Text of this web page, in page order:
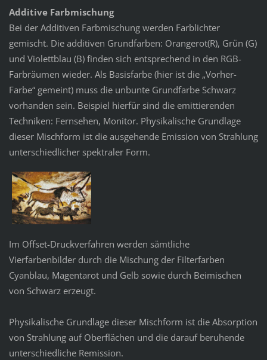
Additive Farbmischung
Bei der Additiven Farbmischung werden Farblichter
gemischt. Die additiven Grundfarben: Orangerot(R), Grün (G)
und Violettblau (B) finden sich entsprechend in den RGB-
Farbräumen wieder. Als Basisfarbe (hier ist die „Vorher-
Farbe“ gemeint) muss die unbunte Grundfarbe Schwarz
vorhanden sein. Beispiel hierfür sind die emittierenden
Techniken: Fernsehen, Monitor. Physikalische Grundlage
dieser Mischform ist die ausgehende Emission von Strahlung
unterschiedlicher spektraler Form.
Im Offset-Druckverfahren werden sämtliche
Vierfarbenbilder durch die Mischung der Filterfarben
Cyanblau, Magentarot und Gelb sowie durch Beimischen
von Schwarz erzeugt.
Physikalische Grundlage dieser Mischform ist die Absorption
von Strahlung auf Oberflächen und die darauf beruhende
unterschiedliche Remission.